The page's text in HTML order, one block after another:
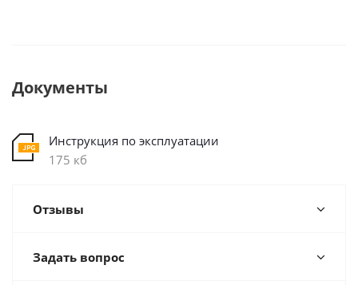
Документы
Инструкция по эксплуатации
175 кб
Отзывы
Задать вопрос